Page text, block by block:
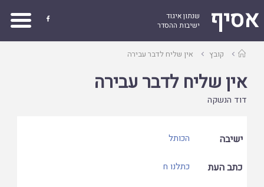
אסיף
שנתון איגוד
ישיבות ההסדר

עמודקובץ אין שליח לדבר עבירה
אין שליח לדבר עבירה
דוד הנשקה
ישיבה הכותל
כתב העת כתלנו ח